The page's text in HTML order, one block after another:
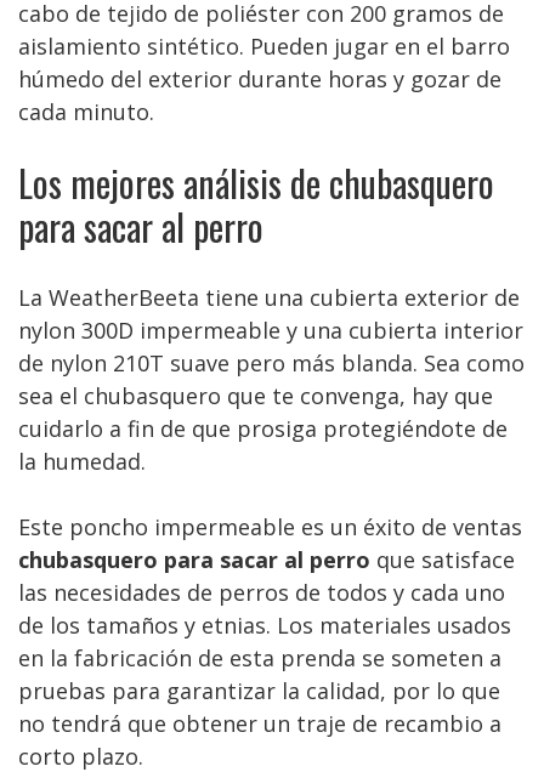
cabo de tejido de poliéster con 200 gramos de
aislamiento sintético. Pueden jugar en el barro
húmedo del exterior durante horas y gozar de
cada minuto.
Los mejores análisis de chubasquero
para sacar al perro
La WeatherBeeta tiene una cubierta exterior de
nylon 300D impermeable y una cubierta interior
de nylon 210T suave pero más blanda. Sea como
sea el chubasquero que te convenga, hay que
cuidarlo a fin de que prosiga protegiéndote de
la humedad.
Este poncho impermeable es un éxito de ventas
chubasquero para sacar al perro que satisface
las necesidades de perros de todos y cada uno
de los tamaños y etnias. Los materiales usados
en la fabricación de esta prenda se someten a
pruebas para garantizar la calidad, por lo que
no tendrá que obtener un traje de recambio a
corto plazo.